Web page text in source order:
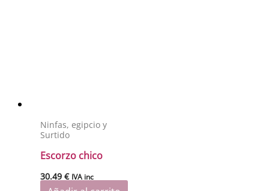
Ninfas, egipcio y
Surtido
Escorzo chico
30.49€ IVA inc